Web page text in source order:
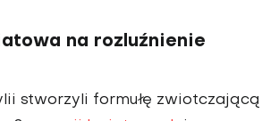
na rozluźnienie
stworzyli formułę zwiotczającą